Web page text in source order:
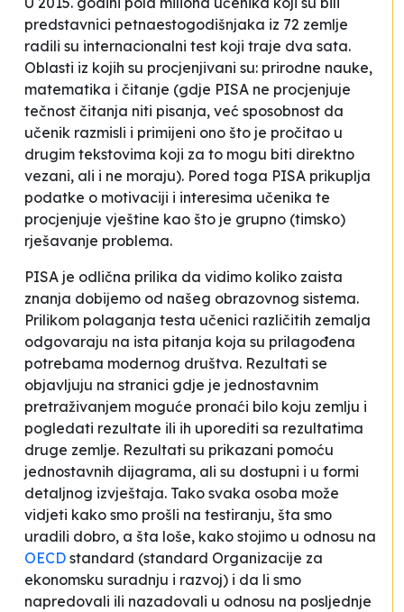
predstavnici petnaestogodišnjaka iz 72 zemlje
radili su internacionalni test koji traje dva sata.
Oblasti iz kojih su procjenjivani su: prirodne nauke,
matematika i čitanje (gdje PISA ne procjenjuje
tečnost čitanja niti pisanja, već sposobnost da
učenik razmisli i primijeni ono što je pročitao u
drugim tekstovima koji za to mogu biti direktno
vezani, ali i ne moraju). Pored toga PISA prikuplja
podatke o motivaciji i interesima učenika te
procjenjuje vještine kao što je grupno (timsko)
rješavanje problema.
PISA je odlična prilika da vidimo koliko zaista
znanja dobijemo od našeg obrazovnog sistema.
Prilikom polaganja testa učenici različitih zemalja
odgovaraju na ista pitanja koja su prilagođena
potrebama modernog društva. Rezultati se
objavljuju na stranici gdje je jednostavnim
pretraživanjem moguće pronaći bilo koju zemlju i
pogledati rezultate ili ih uporediti sa rezultatima
druge zemlje. Rezultati su prikazani pomoću
jednostavnih dijagrama, ali su dostupni i u formi
detaljnog izvještaja. Tako svaka osoba može
vidjeti kako smo prošli na testiranju, šta smo
uradili dobro, a šta loše, kako stojimo u odnosu na
OECD standard (standard Organizacije za
ekonomsku suradnju i razvoj) i da li smo
napredovali ili nazadovali u odnosu na posljednje